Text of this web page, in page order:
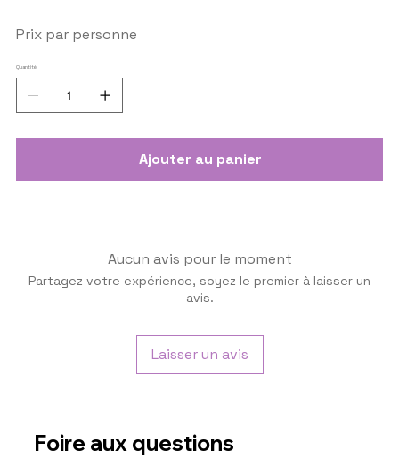
Prix par personne
Quantité
Ajouter au panier
Aucun avis pour le moment
Partagez votre expérience, soyez le premier à laisser un
avis.
Laisser un avis
Foire aux questions